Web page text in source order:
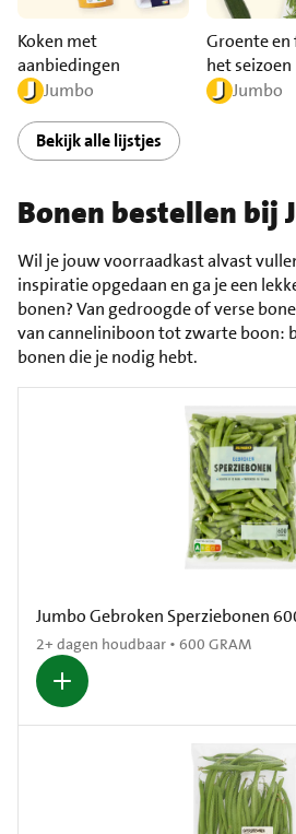
Koken met
aanbiedingen
Jumbo
Groente
het seizoen
Jumbo
Bekijk alle lijstjes
Bonen bestellen bij
Wil je jouw voorraadkast alvast
inspiratie opgedaan en ga je een
bonen? Van gedroogde of verse
van canneliniboon tot zwarte boon:
bonen die je nodig hebt.
Jumbo Gebroken Sperziebonen
2+ dagen houdbaar • 600 GRAM